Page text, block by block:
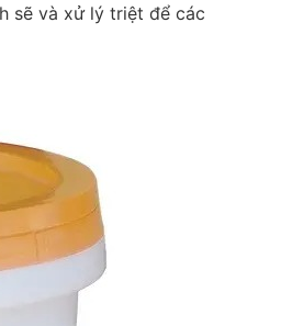
sẽ và xử lý triệt để các